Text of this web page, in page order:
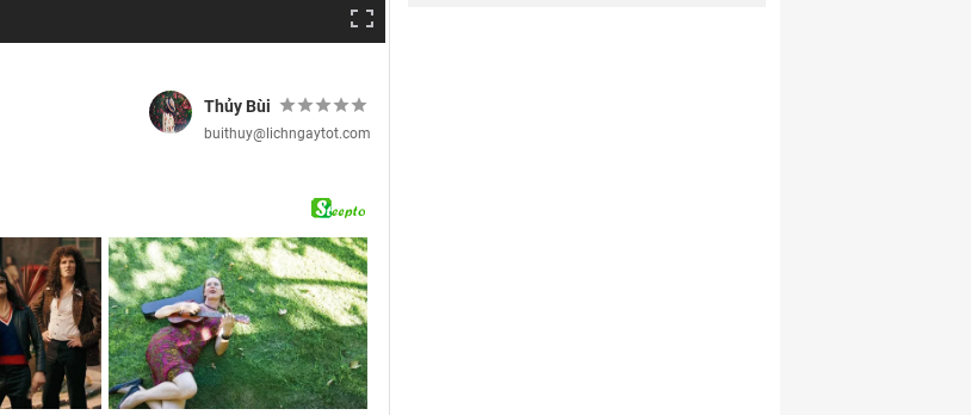
Thủy Bùi
buithuy@lichngaytot.com